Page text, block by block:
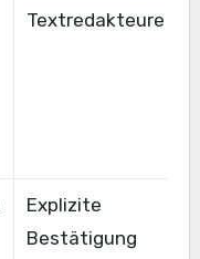
Textredakteure
Explizite
Bestätigung